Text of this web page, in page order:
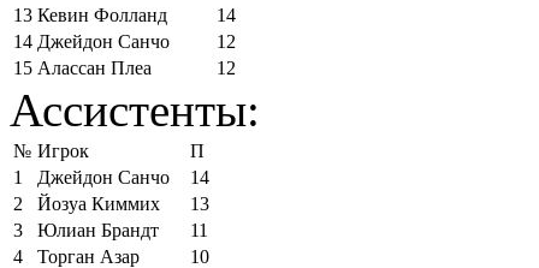
13 Кевин Фолланд
14
14 Джейдон Санчо
12
15 Алассан Плеа 12
Ассистенты:
№ Игрок
П
1
Джейдон Санчо
14
2
Йозуа Киммих
13
3
Юлиан Брандт
11
4
Торган Азар
10